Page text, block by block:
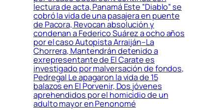
lectura de acta, Panamá Este ”Diablo” se
cobró la vida de una pasajera en puente
de Pacora, Revocan absolución y
condenan a Federico Suárez a ocho años
por el caso Autopista Arraiján–La
Chorrera, Mantendrán detenido a
exrepresentante de El Carate es
investigado por malversación de fondos,
Pedregal Le apagaron la vida de 15
balazos en El Porvenir, Dos jóvenes
aprehendidos por el homicidio de un
adulto mayor en Penonomé